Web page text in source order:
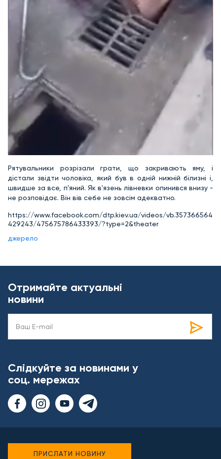
Рятувальники розрізали грати, що закривають яму, і
дістали звідти чоловіка, який був в одній нижній білизні і,
швидше за все, п'яний. Як в'язень лівневки опинився внизу -
не розповідає. Він вів себе не зовсім адекватно.
https://www.facebook.com/dtp.kiev.ua/videos/vb.357366564
429243/475675786433393/?type=2&theater
джерело
Отримайте актуальні
новини
Слідкуйте за новинами у
соц. мережах
ПРИСЛАТИ НОВИНУ